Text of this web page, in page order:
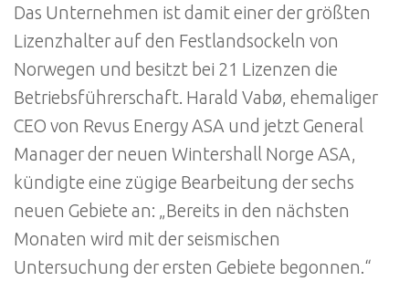
Das Unternehmen ist damit einer der größten
Lizenzhalter auf den Festlandsockeln von
Norwegen und besitzt bei 21 Lizenzen die
Betriebsführerschaft. Harald Vabø, ehemaliger
CEO von Revus Energy ASA und jetzt General
Manager der neuen Wintershall Norge ASA,
kündigte eine zügige Bearbeitung der sechs
neuen Gebiete an: „Bereits in den nächsten
Monaten wird mit der seismischen
Untersuchung der ersten Gebiete begonnen.“